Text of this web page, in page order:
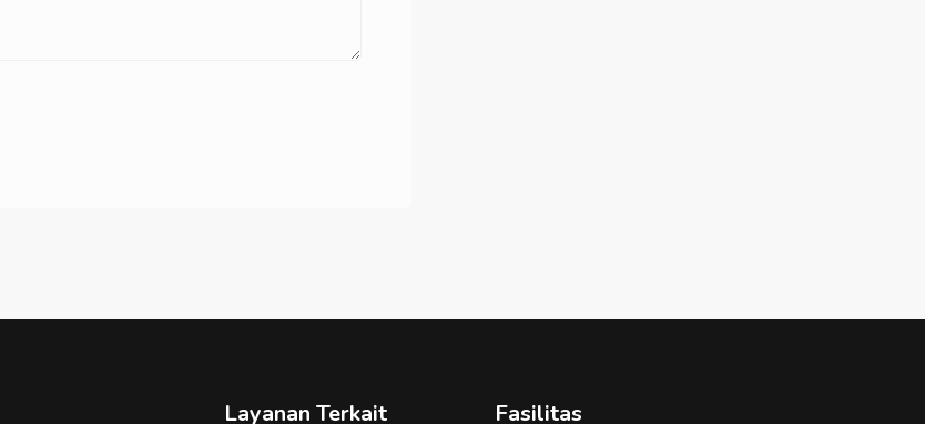
Layanan Terkait Fasilitas